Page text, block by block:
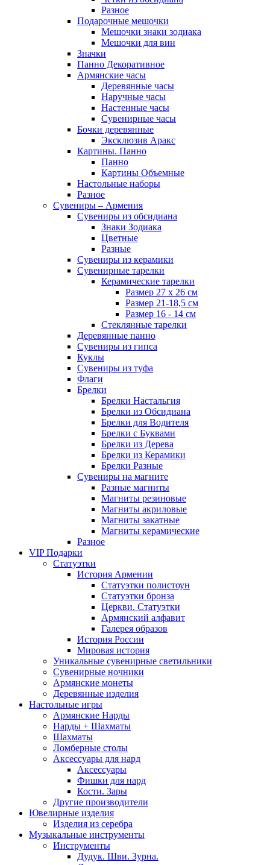
Разное
Подарочные мешочки
Мешочки знаки зодиака
Мешочки для вин
Значки
Панно Декоративное
Армянские часы
Деревянные часы
Наручные часы
Настенные часы
Сувенирные часы
Бочки деревянные
Эксклюзив Аракс
Картины. Панно
Панно
Картины Объемные
Настольные наборы
Разное
Сувениры – Армения
Сувениры из обсидиана
Знаки Зодиака
Цветные
Разные
Сувениры из керамики
Сувенирные тарелки
Керамические тарелки
Размер 27 х 26 см
Размер 21-18,5 см
Размер 16 - 14 см
Стеклянные тарелки
Деревянные панно
Сувениры из гипса
Куклы
Сувениры из туфа
Флаги
Брелки
Брелки Настальгия
Брелки из Обсидиана
Брелки для Водителя
Брелки с Буквами
Брелки из Дерева
Брелки из Керамики
Брелки Разные
Сувениры на магните
Разные магниты
Магниты резиновые
Магниты акриловые
Магниты закатные
Магниты керамические
Разное
VIP Подарки
Статуэтки
История Армении
Статуэтки полистоун
Статуэтки бронза
Церкви. Статуэтки
Армянский алфавит
Галерея образов
История России
Мировая история
Уникальные сувенирные светильники
Сувенирные ночники
Армянские монеты
Деревянные изделия
Настольные игры
Армянские Нарды
Нарды + Шахматы
Шахматы
Ломберные столы
Аксессуары для нард
Аксессуары
Фишки для нард
Кости. Зары
Другие производители
Ювелирные изделия
Изделия из серебра
Музыкальные инструменты
Инструменты
Дудук. Шви. Зурна.